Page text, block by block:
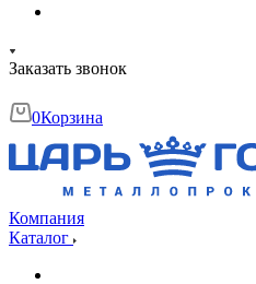
Заказать звонок
0Корзина
Компания
Каталог